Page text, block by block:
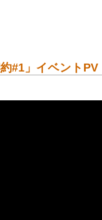
#1」イベントPV